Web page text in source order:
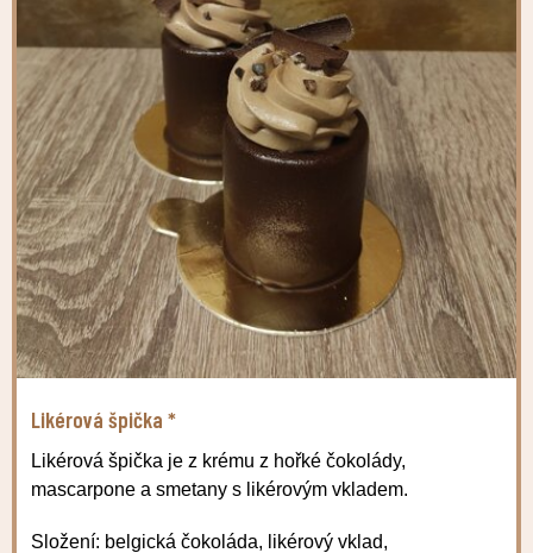
Likérová špička *
Likérová špička je z krému z hořké čokolády,
mascarpone a smetany s likérovým vkladem.
Složení: belgická čokoláda, likérový vklad,